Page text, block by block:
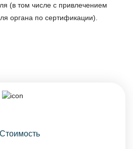
(в том числе с привлечением
органа по сертификации).
Стоимость